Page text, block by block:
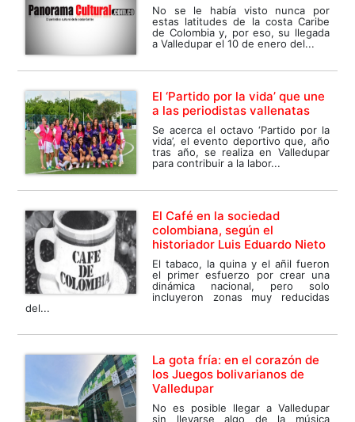
No se le había visto nunca por
estas latitudes de la costa Caribe
de Colombia y, por eso, su llegada
a Valledupar el 10 de enero del...
El ‘Partido por la vida’ que une
a las periodistas vallenatas
Se acerca el octavo ‘Partido por la
vida’, el evento deportivo que, año
tras año, se realiza en Valledupar
para contribuir a la labor...
El Café en la sociedad
colombiana, según el
historiador Luis Eduardo Nieto
El tabaco, la quina y el añil fueron
el primer esfuerzo por crear una
dinámica nacional, pero solo
incluyeron zonas muy reducidas
del...
La gota fría: en el corazón de
los Juegos bolivarianos de
Valledupar
No es posible llegar a Valledupar
sin llevarse algo de la música